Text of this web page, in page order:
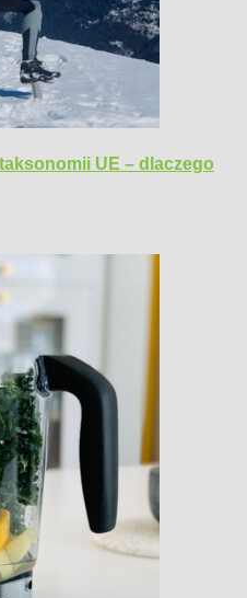
UE – dlaczego